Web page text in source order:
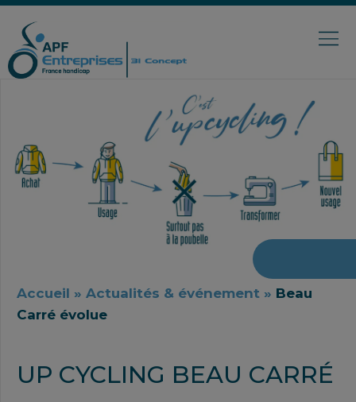
Accueil » Actualités & événement » Beau
Carré évolue
UP CYCLING BEAU CARRÉ